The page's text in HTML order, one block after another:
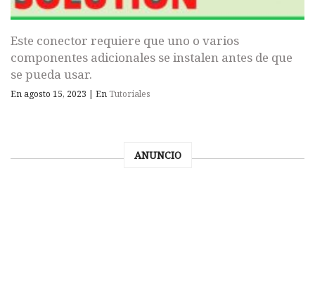
Este conector requiere que uno o varios
componentes adicionales se instalen antes de que
se pueda usar.
En agosto 15, 2023 | En Tutoriales
ANUNCIO